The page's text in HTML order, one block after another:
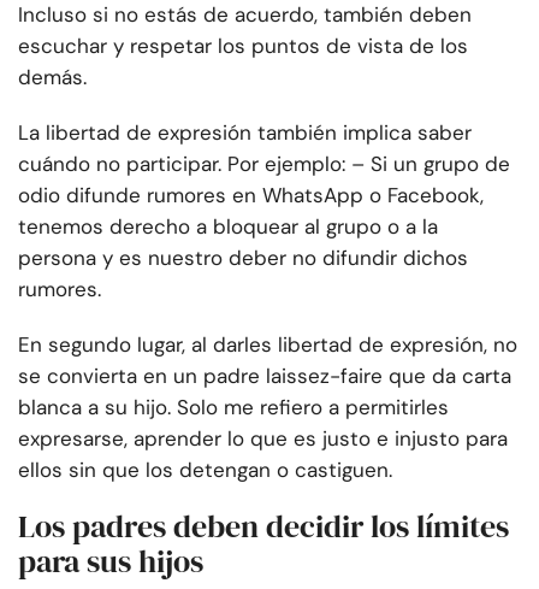
Incluso si no estás de acuerdo, también deben
escuchar y respetar los puntos de vista de los
demás.
La libertad de expresión también implica saber
cuándo no participar. Por ejemplo: – Si un grupo de
odio difunde rumores en WhatsApp o Facebook,
tenemos derecho a bloquear al grupo o a la
persona y es nuestro deber no difundir dichos
rumores.
En segundo lugar, al darles libertad de expresión, no
se convierta en un padre laissez-faire que da carta
blanca a su hijo. Solo me refiero a permitirles
expresarse, aprender lo que es justo e injusto para
ellos sin que los detengan o castiguen.
Los padres deben decidir los límites
para sus hijos